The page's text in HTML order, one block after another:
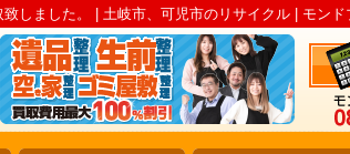
しました。 | 土岐市、可児市のリサイクル | モンド